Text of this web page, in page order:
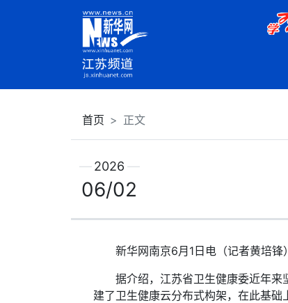
首页 正文
2026
06/02
新华网南京6月1日电（记者黄培锋）
据介绍，江苏省卫生健康委近年来坚
建了卫生健康云分布式构架，在此基